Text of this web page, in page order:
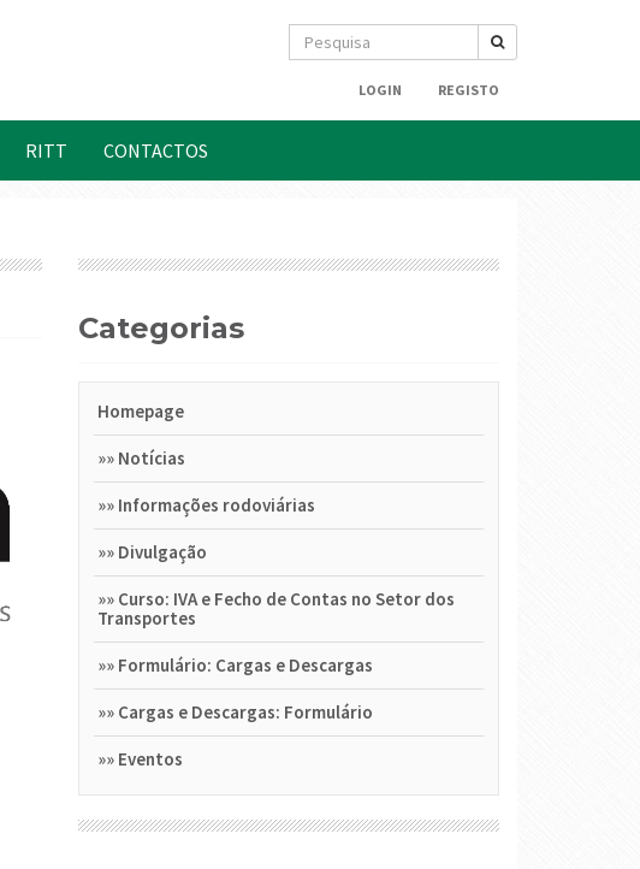
LOGIN REGISTO
RITT CONTACTOS
Categorias
Homepage
»» Notícias
»» Informações rodoviárias
»» Divulgação
»» Curso: IVA e Fecho de Contas no Setor dos
Transportes
»» Formulário: Cargas e Descargas
»» Cargas e Descargas: Formulário
»» Eventos